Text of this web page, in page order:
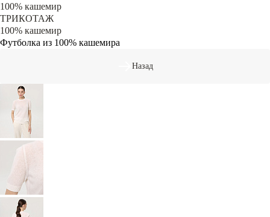
100% кашемир
ТРИКОТАЖ
100% кашемир
Футболка из 100% кашемира
Назад